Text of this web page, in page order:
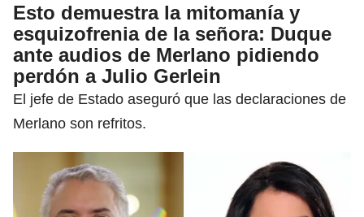
Esto demuestra la mitomanía y
esquizofrenia de la señora: Duque
ante audios de Merlano pidiendo
perdón a Julio Gerlein
El jefe de Estado aseguró que las declaraciones de
Merlano son refritos.